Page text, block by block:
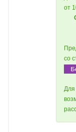
от
со
Для